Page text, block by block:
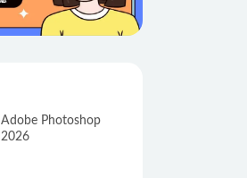
Adobe Photoshop
2026